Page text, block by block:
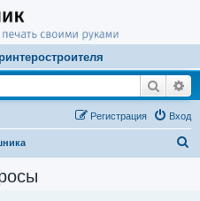
Поиск
Вход
Регистрация